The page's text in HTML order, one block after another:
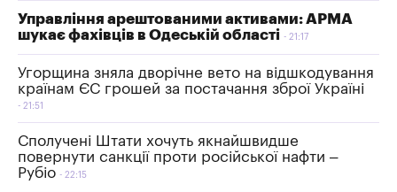
Управління арештованими активами: АРМА
шукає фахівців в Одеській області
21:17
Угорщина зняла дворічне вето на відшкодування
країнам ЄС грошей за постачання зброї Україні
21:51
Сполучені Штати хочуть якнайшвидше
повернути санкції проти російської нафти –
Рубіо
22:15